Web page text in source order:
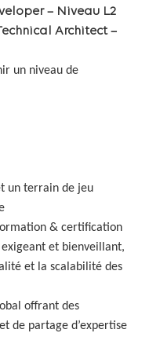
– Niveau L2
Architect –
un niveau de
un terrain de jeu
& certification
et bienveillant,
et la scalabilité des
offrant des
de partage d’expertise